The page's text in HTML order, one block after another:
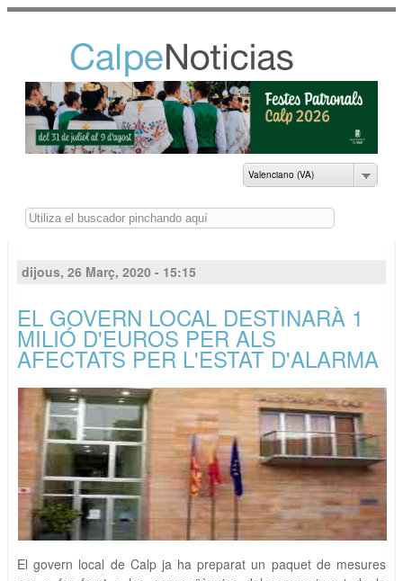
NOTICIAS DEL
AYUNTAMIENTO DE
Valenciano (VA)
Buscar
dijous, 26 Març, 2020 - 15:15
EL GOVERN LOCAL DESTINARÀ 1
MILIÓ D'EUROS PER ALS
AFECTATS PER L'ESTAT D'ALARMA
El govern local de Calp ja ha preparat un paquet de mesures